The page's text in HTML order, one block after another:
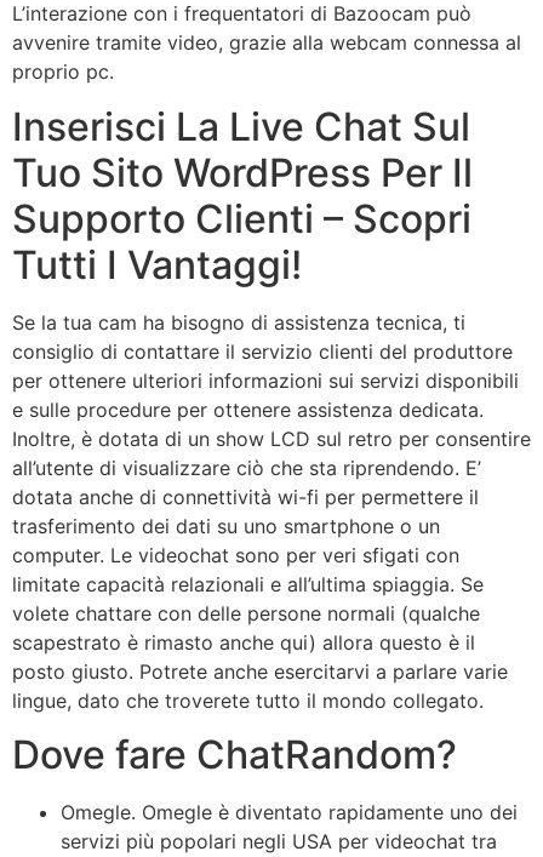
L’interazione con i frequentatori di Bazoocam può
avvenire tramite video, grazie alla webcam connessa al
proprio pc.
Inserisci La Live Chat Sul
Tuo Sito WordPress Per Il
Supporto Clienti – Scopri
Tutti I Vantaggi!
Se la tua cam ha bisogno di assistenza tecnica, ti
consiglio di contattare il servizio clienti del produttore
per ottenere ulteriori informazioni sui servizi disponibili
e sulle procedure per ottenere assistenza dedicata.
Inoltre, è dotata di un show LCD sul retro per consentire
all’utente di visualizzare ciò che sta riprendendo. E’
dotata anche di connettività wi-fi per permettere il
trasferimento dei dati su uno smartphone o un
computer. Le videochat sono per veri sfigati con
limitate capacità relazionali e all’ultima spiaggia. Se
volete chattare con delle persone normali (qualche
scapestrato è rimasto anche qui) allora questo è il
posto giusto. Potrete anche esercitarvi a parlare varie
lingue, dato che troverete tutto il mondo collegato.
Dove fare ChatRandom?
Omegle. Omegle è diventato rapidamente uno dei
servizi più popolari negli USA per videochat tra